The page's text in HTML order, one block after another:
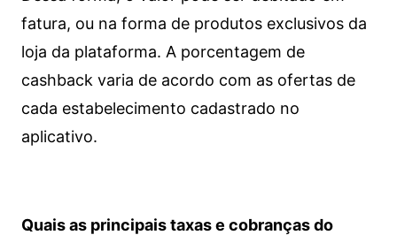
fatura, ou na forma de produtos exclusivos da
loja da plataforma. A porcentagem de
cashback varia de acordo com as ofertas de
cada estabelecimento cadastrado no
aplicativo.
Quais as principais taxas e cobranças do